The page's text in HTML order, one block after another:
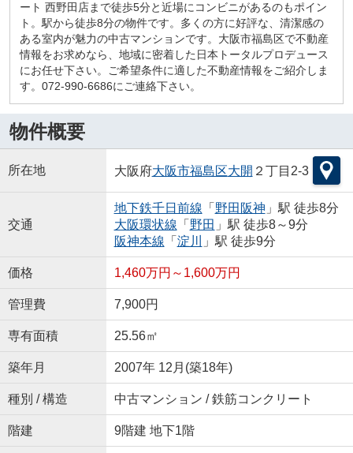
ート 西野田店まで徒歩5分と近場にコンビニがあるのもポイン
ト。駅から徒歩8分の物件です。多くの方に好評な、清潔感の
ある室内が魅力の中古マンションです。大阪市福島区で不動産
情報をお求めなら、地域に密着した日本トータルプロデュース
にお任せ下さい。ご希望条件に適した不動産情報をご紹介しま
す。072-990-6686にご連絡下さい。
物件概要
所在地 大阪府大阪市福島区大開 ２丁目2-3
交通
地下鉄千日前線 「 野田阪神 」駅 徒歩8分
大阪環状線 「 野田 」駅 徒歩8～9分
阪神本線 「 淀川 」駅 徒歩9分
価格 1,460万円～1,600万円
管理費 7,900円
専有面積 25.56㎡
築年月 2007年 12月(築18年)
種別 / 構造 中古マンション / 鉄筋コンクリート
階建 9階建 地下1階